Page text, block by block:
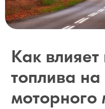
Как влияет
топлива на
моторного